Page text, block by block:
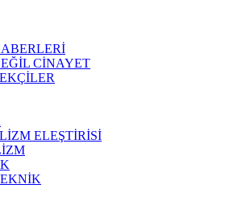
CİNAYET
ELEŞTİRİSİ